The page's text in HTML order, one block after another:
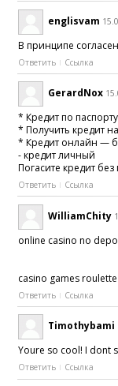
englisvam
В принципе согласен
Ответить Ссылка
GerardNox
* Кредит по
* Получить кредит
* Кредит онлайн —
- кредит личный
Погасите кредит
Ответить Ссылка
WilliamChity
online casino no
casino games roulette
Ответить Ссылка
Timothybami
Youre so cool! I dont
Ответить Ссылка